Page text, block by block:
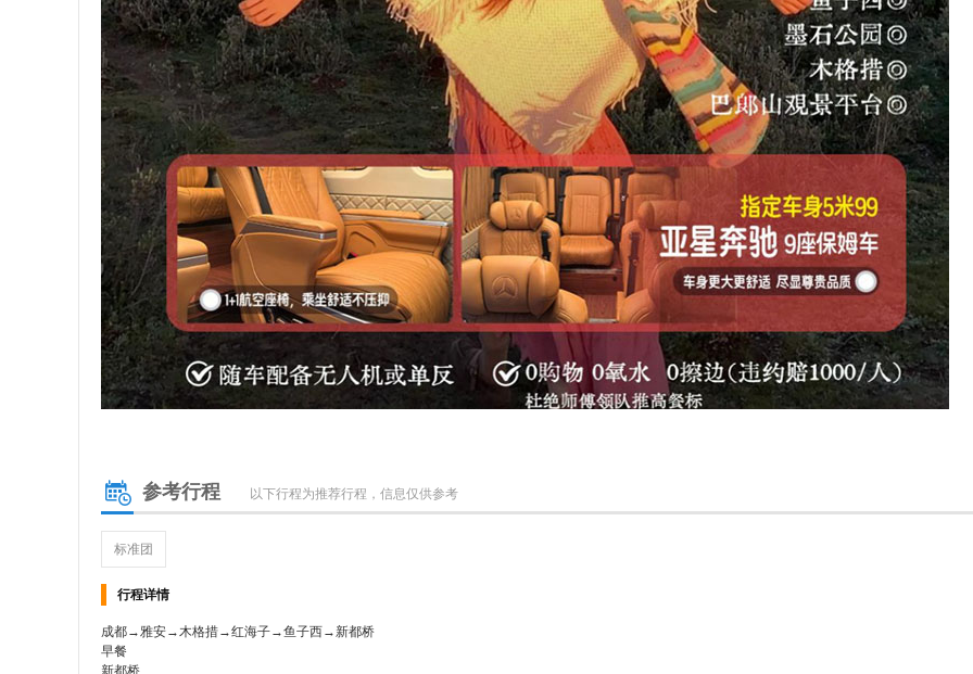
参考行程 以下行程为推荐行程，信息仅供参考
标准团
行程详情
成都→雅安→木格措→红海子→鱼子西→新都桥
早餐
新都桥